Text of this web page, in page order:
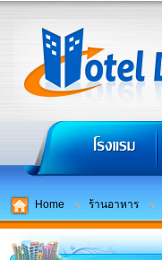
Home ร้านอาหาร